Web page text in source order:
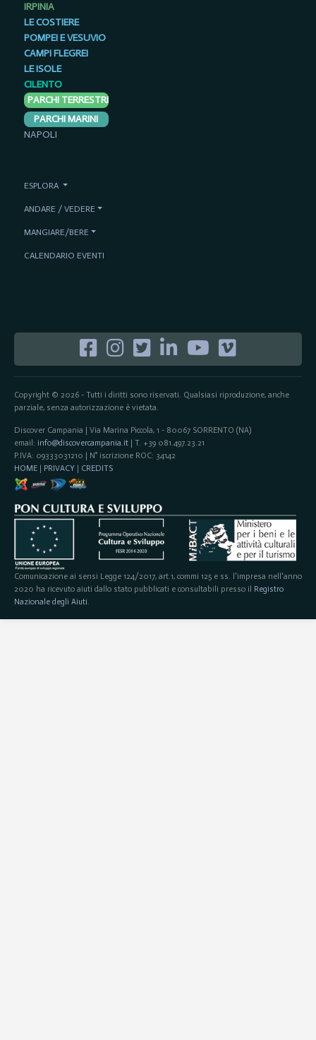
Copyright © 2026 - Tutti i diritti sono riservati. Qualsiasi riproduzione, anche
parziale, senza autorizzazione è vietata.
Discover Campania | Via Marina Piccola, 1 - 80067 SORRENTO (NA)
email: info@discovercampania.it| T. +39 081.497.23.21
P.IVA: 09333031210 | N° iscrizione ROC: 34142
HOME| PRIVACY | CREDITS
Comunicazione ai sensi Legge 124/2017, art.1, commi 125 e ss. l'impresa nell'anno
2020 ha ricevuto aiuti dallo stato pubblicati e consultabili presso il Registro
Nazionale degli Aiuti.
IRPINIA
LE COSTIERE
POMPEI E VESUVIO
CAMPI FLEGREI
LE ISOLE
CILENTO
PARCHI TERRESTRI
PARCHI MARINI
NAPOLI
ESPLORA
ANDARE / VEDERE
MANGIARE/BERE
CALENDARIO EVENTI